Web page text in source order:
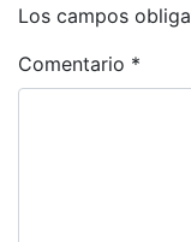
Los campos
Comentario *